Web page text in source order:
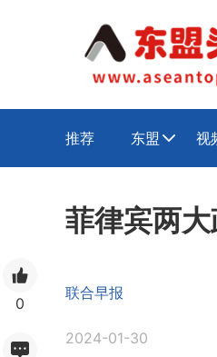
推荐 东盟  视
0
菲律宾两
联合早报
2024-01-30